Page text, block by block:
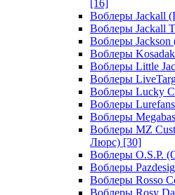
[16]
Воблеры Jackall
Воблеры Jackall
Воблеры
Воблеры
Воблеры Little
Воблеры
Воблеры Lucky
Воблеры
Воблеры
Воблеры MZ
Люрс) [30]
Воблеры O.S.P.
Воблеры
Воблеры Rosso